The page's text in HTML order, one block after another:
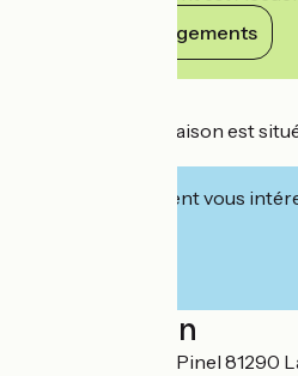
Voir ses engagements
Cette très belle maison est
Cet établissement vous
Localisation
1 boulevard Henri Pinel 81290